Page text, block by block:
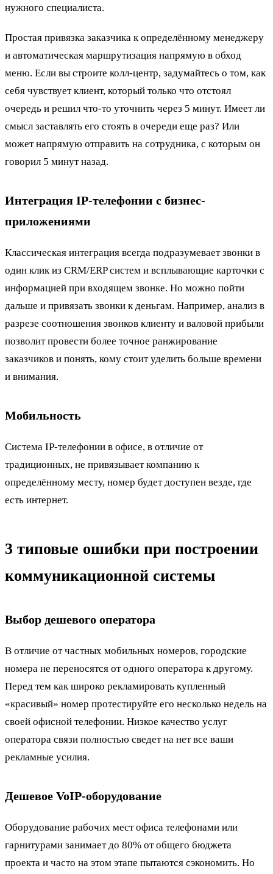
нужного специалиста.
Простая привязка заказчика к определённому менеджеру
и автоматическая маршрутизация напрямую в обход
меню. Если вы строите колл-центр, задумайтесь о том, как
себя чувствует клиент, который только что отстоял
очередь и решил что-то уточнить через 5 минут. Имеет ли
смысл заставлять его стоять в очереди еще раз? Или
может напрямую отправить на сотрудника, с которым он
говорил 5 минут назад.
Интеграция IP-телефонии с бизнес-
приложениями
Классическая интеграция всегда подразумевает звонки в
один клик из CRM/ERP систем и всплывающие карточки с
информацией при входящем звонке. Но можно пойти
дальше и привязать звонки к деньгам. Например, анализ в
разрезе соотношения звонков клиенту и валовой прибыли
позволит провести более точное ранжирование
заказчиков и понять, кому стоит уделить больше времени
и внимания.
Мобильность
Система IP-телефонии в офисе, в отличие от
традиционных, не привязывает компанию к
определённому месту, номер будет доступен везде, где
есть интернет.
3 типовые ошибки при построении
коммуникационной системы
Выбор дешевого оператора
В отличие от частных мобильных номеров, городские
номера не переносятся от одного оператора к другому.
Перед тем как широко рекламировать купленный
«красивый» номер протестируйте его несколько недель на
своей офисной телефонии. Низкое качество услуг
оператора связи полностью сведет на нет все ваши
рекламные усилия.
Дешевое VoIP-оборудование
Оборудование рабочих мест офиса телефонами или
гарнитурами занимает до 80% от общего бюджета
проекта и часто на этом этапе пытаются сэкономить. Но